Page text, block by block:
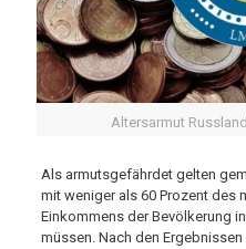
Altersarmut
Als armutsgefährdet gelten
mit weniger als 60 Prozent des
Einkommens der Bevölkerung
müssen. Nach den